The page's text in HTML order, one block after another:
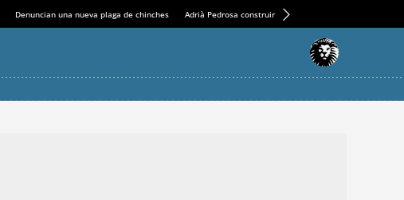
Denuncian una nueva plaga de chinches Adrià Pedrosa construirá la nueva residencia en el